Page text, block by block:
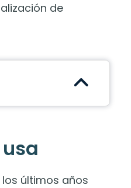
de
últimos años